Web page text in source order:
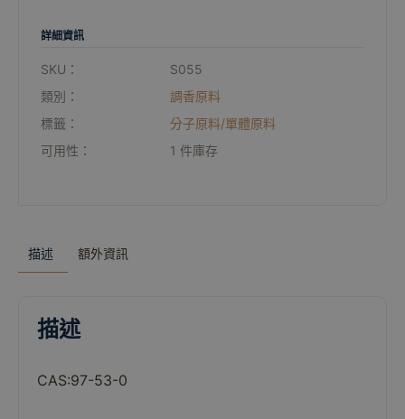
詳細資訊
SKU：
S055
類別：
調香原料
標籤：
分子原料/單體原料
可用性：
1 件庫存
描述 額外資訊
描述
CAS:97-53-0